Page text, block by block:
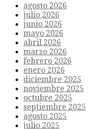
agosto 2026
julio 2026
junio 2026
mayo 2026
abril 2026
marzo 2026
febrero 2026
enero 2026
diciembre 2025
noviembre 2025
octubre 2025
septiembre 2025
agosto 2025
julio 2025